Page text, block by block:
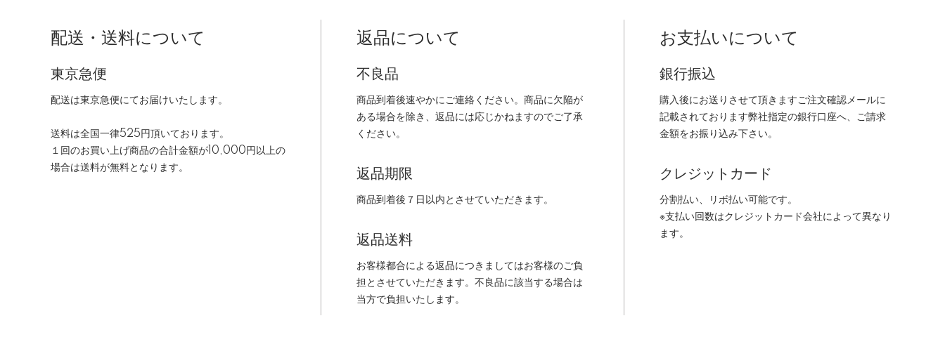
配送・送料について
東京急便
配送は東京急便にてお届けいたします。
送料は全国一律525円頂いております。
１回のお買い上げ商品の合計金額が10,000円以上の
場合は送料が無料となります。
返品について
不良品
商品到着後速やかにご連絡ください。商品に欠陥が
ある場合を除き、返品には応じかねますのでご了承
ください。
返品期限
商品到着後７日以内とさせていただきます。
返品送料
お客様都合による返品につきましてはお客様のご負
担とさせていただきます。不良品に該当する場合は
当方で負担いたします。
お支払いについて
銀行振込
購入後にお送りさせて頂きますご注文確認メールに
記載されております弊社指定の銀行口座へ、ご請求
金額をお振り込み下さい。
クレジットカード
分割払い、リボ払い可能です。
※支払い回数はクレジットカード会社によって異なり
ます。